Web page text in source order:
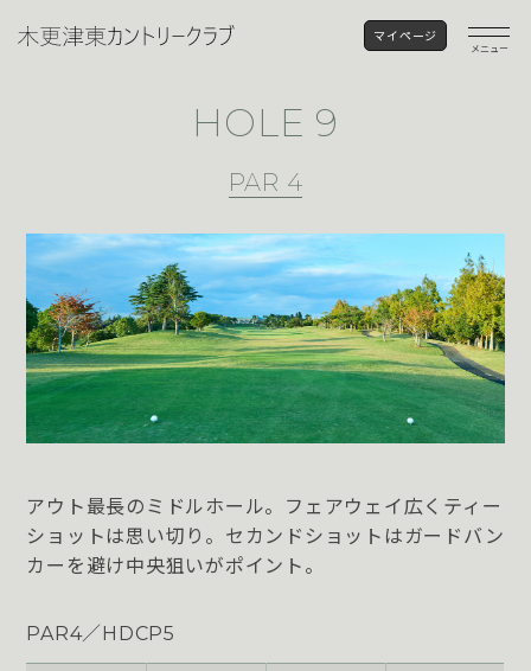
メニュー
マイページ
HOLE 9
PAR 4
アウト最長のミドルホール。フェアウェイ広くティー
ショットは思い切り。セカンドショットはガードバン
カーを避け中央狙いがポイント。
PAR4／HDCP5